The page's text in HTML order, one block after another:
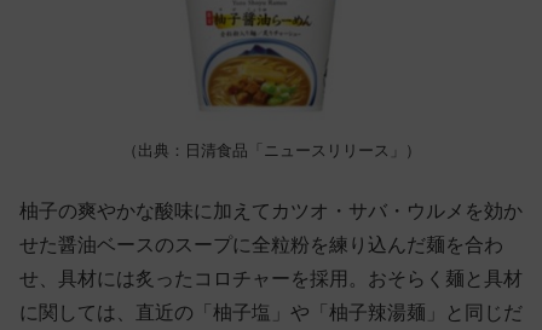
（出典：日清食品「ニュースリリース」）
柚子の爽やかな酸味に加えてカツオ・サバ・ウルメを効か
せた醤油ベースのスープに全粒粉を練り込んだ麺を合わ
せ、具材には炙ったコロチャーを採用。おそらく麺と具材
に関しては、直近の「柚子塩」や「柚子辣湯麺」と同じだ